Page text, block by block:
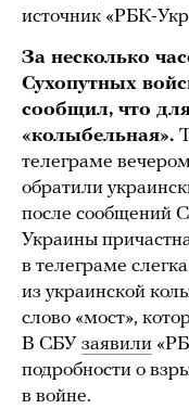
источник «РБК-
За несколько
Сухопутных
сообщил, что
«колыбельная».
телеграме
обратили
после сообщений
Украины
в телеграме
из украинской
слово «мост»,
В СБУ заявили
подробности о
в войне.